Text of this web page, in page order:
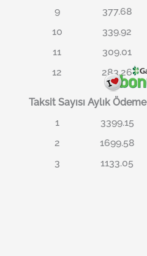
9
377.68
10
339.92
11
309.01
12
283.26
Taksit Sayısı Aylık Ödeme
1
3399.15
2
1699.58
3
1133.05